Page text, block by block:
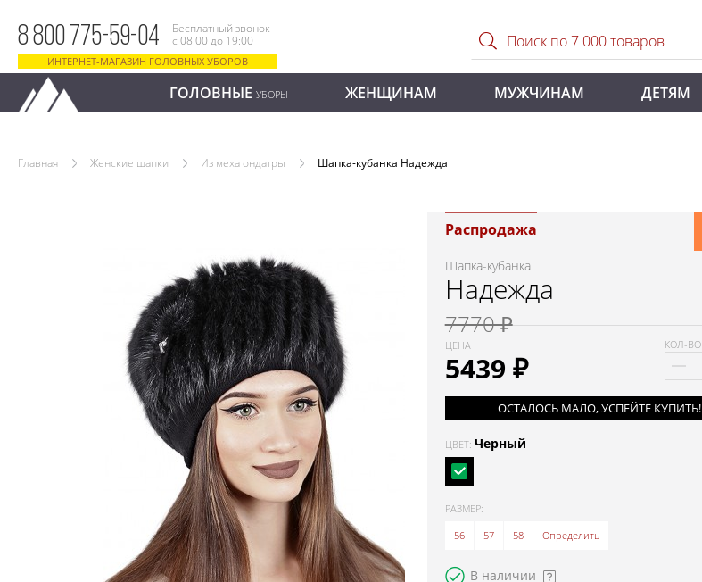
8 800 775-59-04
Бесплатный звонок
с 08:00 до 19:00
ИНТЕРНЕТ-МАГАЗИН ГОЛОВНЫХ УБОРОВ
ГОЛОВНЫЕ УБОРЫ ЖЕНЩИНАМ МУЖЧИНАМ ДЕТЯМ
Главная Женские шапки Из меха ондатры Шапка-кубанка Надежда
Распродажа
Шапка-кубанка
Надежда
7770 ₽
ЦЕНА
5439 ₽
КОЛ-ВО
ОСТАЛОСЬ МАЛО, УСПЕЙТЕ КУПИТЬ!
ЦВЕТ: Черный
РАЗМЕР:
56
57 58 Определить
В наличии